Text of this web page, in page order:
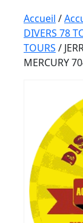
Accueil /
DIVERS 78
TOURS /
MERCURY